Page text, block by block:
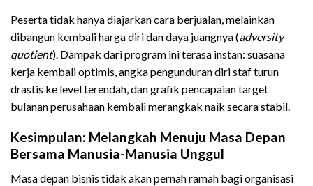
Peserta tidak hanya diajarkan cara berjualan, melainkan
dibangun kembali harga diri dan daya juangnya (adversity
quotient). Dampak dari program ini terasa instan: suasana
kerja kembali optimis, angka pengunduran diri staf turun
drastis ke level terendah, dan grafik pencapaian target
bulanan perusahaan kembali merangkak naik secara stabil.
Kesimpulan: Melangkah Menuju Masa Depan
Bersama Manusia-Manusia Unggul
Masa depan bisnis tidak akan pernah ramah bagi organisasi